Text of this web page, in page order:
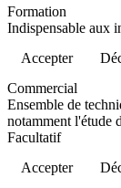
Formation
Indispensable aux
Accepter
Commercial
Ensemble de
notamment l'étude
Facultatif
Accepter